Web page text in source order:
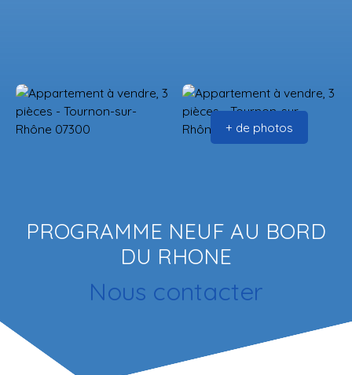
+ de photos
PROGRAMME NEUF AU BORD
DU RHONE
Nous contacter